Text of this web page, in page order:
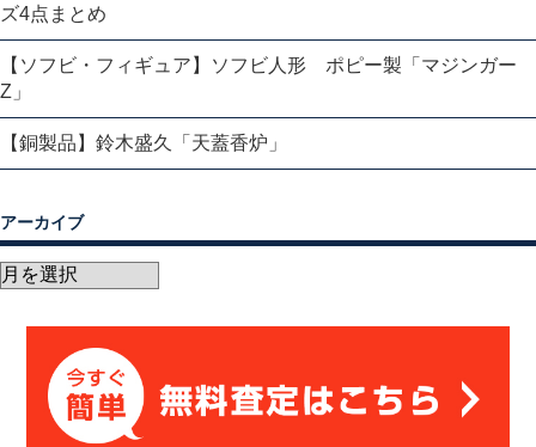
ズ4点まとめ
【ソフビ・フィギュア】ソフビ人形 ポピー製「マジンガー
Z」
【銅製品】鈴木盛久「天蓋香炉」
アーカイブ